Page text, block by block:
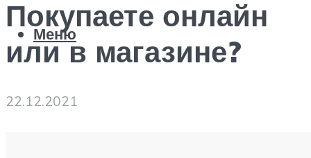
Меню
Покупаете онлайн
или в магазине?
22.12.2021